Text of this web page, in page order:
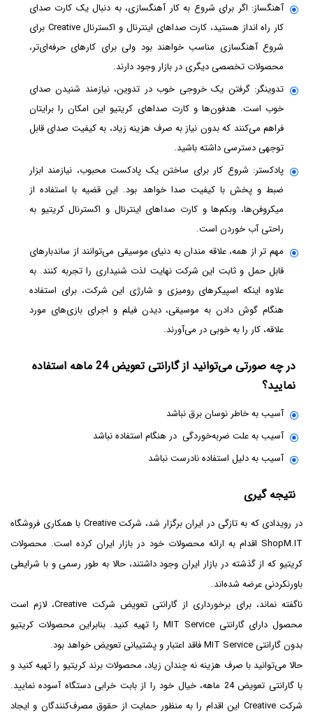
آهنگساز: اگر برای شروع به کار آهنگسازی، به دنبال یک کارت صدای
کار راه انداز هستید، کارت صداهای اینترنال و اکسترنال Creative برای
شروع آهنگسازی مناسب خواهند بود ولی برای کارهای حرفه‌ای‌تر،
محصولات تخصصی دیگری در بازار وجود دارند.
تدوینگر: گرفتن یک خروجی خوب در تدوین، نیازمند شنیدن صدای
خوب است. هدفون‌ها و کارت صداهای کریتیو این امکان را برایتان
فراهم می‌کنند که بدون نیاز به صرف هزینه زیاد، به کیفیت صدای قابل
توجهی دسترسی داشته باشید.
پادکستر: شروع کار برای ساختن یک پادکست محبوب، نیازمند ابزار
ضبط و پخش با کیفیت صدا خواهد بود. این قضیه با استفاده از
میکروفن‌ها، وبکم‌ها و کارت صداهای اینترنال و اکسترنال کریتیو به
راحتی آب خوردن است.
مهم تر از همه، علاقه مندان به دنیای موسیقی می‌توانند از ساندبارهای
قابل حمل و ثابت این شرکت نهایت لذت شنیداری را تجربه کنند. به
علاوه اینکه اسپیکرهای رومیزی و شارژی این شرکت، برای استفاده
هنگام گوش دادن به موسیقی، دیدن فیلم و اجرای بازی‌های مورد
علاقه، کار را به خوبی در می‌آورند.
در چه صورتی می‌توانید از گارانتی تعویض 24 ماهه استفاده
نمایید؟
آسیب به خاطر نوسان برق نباشد
آسیب به علت ضربه‌خوردگی ‌ در هنگام استفاده نباشد
آسیب به دلیل استفاده نادرست نباشد
نتیجه گیری
در رویدادی که به تازگی در ایران برگزار شد، شرکت Creative با همکاری فروشگاه
ShopM.IT اقدام به ارائه محصولات خود در بازار ایران کرده است. محصولات
کریتیو که از گذشته در بازار ایران وجود داشتند، حالا به طور رسمی و با شرایطی
باورنکردنی عرضه شده‌اند.
ناگفته نماند، برای برخورداری از گارانتی تعویض شرکت Creative، لازم است
محصول دارای گارانتی MIT Service را تهیه کنید. بنابراین محصولات کریتیو
بدون گارانتی MIT Service فاقد اعتبار و پشتیبانی تعویض خواهد بود.
حالا می‌توانید با صرف هزینه نه چندان زیاد، محصولات برند کریتیو را تهیه کنید و
با گارانتی تعویض 24 ماهه، خیال خود را از بابت خرابی دستگاه آسوده نمایید.
شرکت Creative این اقدام را به منظور حمایت از حقوق مصرف‌کنندگان و ایجاد